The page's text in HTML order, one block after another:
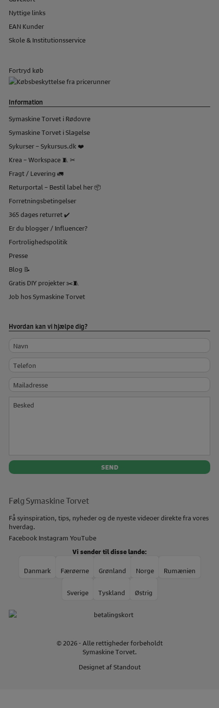
Nyttige links
EAN Kunder
Skole & Institutionsservice
Fortryd køb
Information
Symaskine Torvet i Rødovre
Symaskine Torvet i Slagelse
Sykurser – Sykursus.dk ❤️
Krea – Workspace 🧵 ✂
Fragt / Levering 🚛
Returportal – Bestil label her 📦
Forretningsbetingelser
365 dages returret ✔️
Er du blogger / Influencer?
Fortrolighedspolitik
Presse
Blog 📝
Gratis DIY projekter ✂️🧵
Job hos Symaskine Torvet
Hvordan kan vi hjælpe dig?
Navn
Telefon
Mailadresse
Besked
Følg Symaskine Torvet
Få syinspiration, tips, nyheder og de nyeste videoer direkte fra vores
hverdag.
Facebook Instagram YouTube
Vi sender til disse lande:
Danmark Færøerne Grønland Norge Rumænien
Sverige Tyskland Østrig
© 2026 - Alle rettigheder forbeholdt
Symaskine Torvet.
Designet afStandout